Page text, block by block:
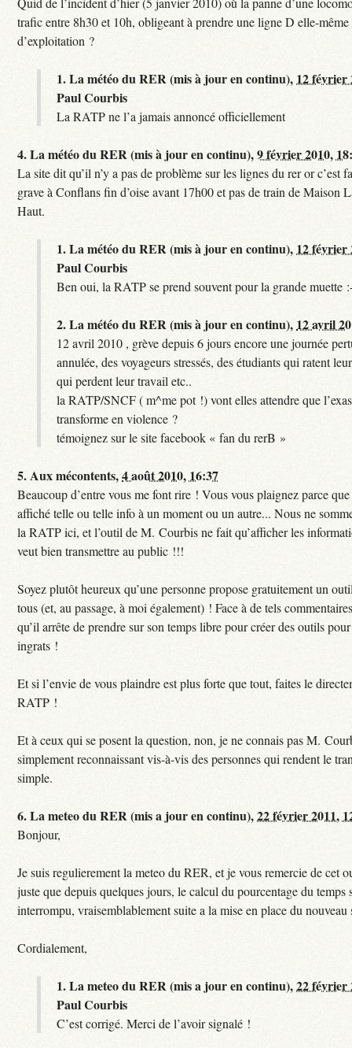
trafic entre 8h30 et 10h, obligeant à prendre une ligne D elle-
d’exploitation ?
1.La météo du RER (mis à jour en continu), 12 février
Paul Courbis
La RATP ne l’a jamais annoncé officiellement
4.La météo du RER (mis à jour en continu),9 février 2010,
La site dit qu’il n’y a pas de problème sur les lignes du rer or c’est
grave à Conflans fin d’oise avant 17h00 et pas de train de Maison
Haut.
1.La météo du RER (mis à jour en continu), 12 février
Paul Courbis
Ben oui, la RATP se prend souvent pour la grande muette
2.La météo du RER (mis à jour en continu), 12 avril
12 avril 2010 , grève depuis 6 jours encore une journée
annulée, des voyageurs stressés, des étudiants qui ratent
qui perdent leur travail etc..
la RATP/SNCF ( m^me pot !) vont elles attendre que
transforme en violence ?
témoignez sur le site facebook « fan du rerB »
5.Aux mécontents,4 août 2010, 16:37
Beaucoup d’entre vous me font rire ! Vous vous plaignez parce que
affiché telle ou telle info à un moment ou un autre... Nous ne
la RATP ici, et l’outil de M. Courbis ne fait qu’afficher les
veut bien transmettre au public !!!
Soyez plutôt heureux qu’une personne propose gratuitement un
tous (et, au passage, à moi également) ! Face à de tels
qu’il arrête de prendre sur son temps libre pour créer des outils
ingrats !
Et si l’envie de vous plaindre est plus forte que tout, faites le
RATP !
Et à ceux qui se posent la question, non, je ne connais pas M.
simplement reconnaissant vis-à-vis des personnes qui rendent le
simple.
6.La meteo du RER (mis a jour en continu),22 février 2011,
Bonjour,
Je suis regulierement la meteo du RER, et je vous remercie de cet
juste que depuis quelques jours, le calcul du pourcentage du temps
interrompu, vraisemblablement suite a la mise en place du
Cordialement,
1.La meteo du RER (mis a jour en continu),22 février
Paul Courbis
C’est corrigé. Merci de l’avoir signalé !